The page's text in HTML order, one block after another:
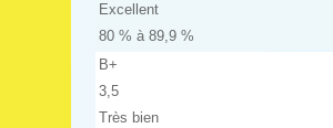
Excellent
80 % à 89,9 %
B+
3,5
Très bien